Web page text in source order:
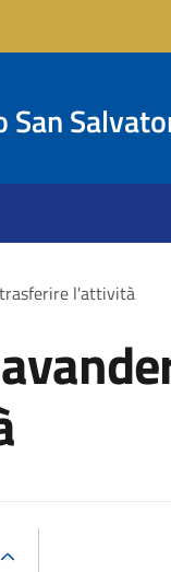
San
l'attività